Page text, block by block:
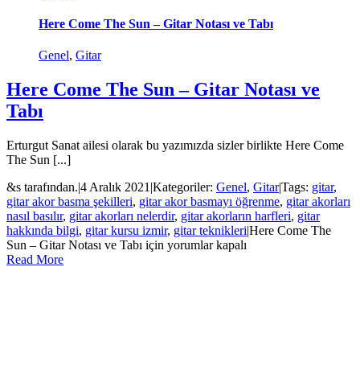
Here Come The Sun – Gitar Notası ve Tabı
Genel, Gitar
Here Come The Sun – Gitar Notası ve
Tabı
Erturgut Sanat ailesi olarak bu yazımızda sizler birlikte Here Come
The Sun [...]
&s tarafından.|4 Aralık 2021 |Kategoriler: Genel, Gitar|Tags: gitar,
gitar akor basma şekilleri, gitar akor basmayı öğrenme, gitar akorları
nasıl basılır, gitar akorları nelerdir, gitar akorların harfleri, gitar
hakkında bilgi, gitar kursu izmir, gitar teknikleri|Here Come The
Sun – Gitar Notası ve Tabı için yorumlar kapalı
Read More